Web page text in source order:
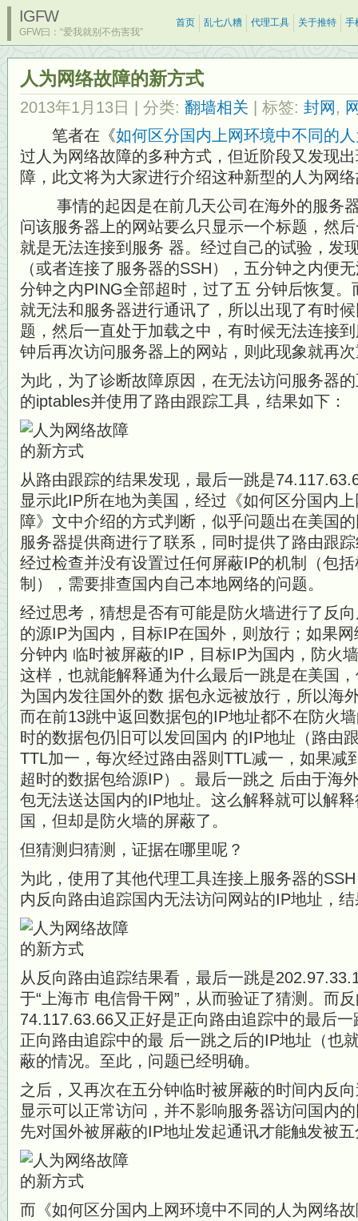
IGFW
GFW曰：“爱我就别不伤害我”
首页 乱七八糟 代理工具 关于推特 手
人为网络故障的新方式
2013年1月13日 | 分类: 翻墙相关 | 标签: 封网 ,
笔者在《如何区分国内上网环境中不同的
过人为网络故障的多种方式，但近阶段又发现
障，此文将为大家进行介绍这种新型的人为网
事情的起因是在前几天公司在海外的服务器
问该服务器上的网站要么只显示一个标题，然
就是无法连接到服务 器。经过自己的试验，发
（或者连接了服务器的SSH），五分钟之内便
分钟之内PING全部超时，过了五 分钟后恢复
就无法和服务器进行通讯了，所以出现了有时
题，然后一直处于加载之中，有时候无法连接
钟后再次访问服务器上的网站，则此现象就再
为此，为了诊断故障原因，在无法访问服务器
的iptables并使用了路由跟踪工具，结果如下：
从路由跟踪的结果发现，最后一跳是
显示此IP所在地为美国，经过《如何区分国内
障》文中介绍的方式判断，似乎问题出在美国
服务器提供商进行了联系，同时提供了路由跟
经过检查并没有设置过任何屏蔽IP的机制（包
制），需要排查国内自己本地网络的问题。
经过思考，猜想是否有可能是防火墙进行了反
的源IP为国内，目标IP在国外，则放行；如果
分钟内 临时被屏蔽的IP，目标IP为国内，防火
这样，也就能解释通为什么最后一跳是在美国
为国内发往国外的数 据包永远被放行，所以海
而在前13跳中返回数据包的IP地址都不在防火
时的数据包仍旧可以发回国内 的IP地址（路由
TTL加一，每次经过路由器则TTL减一，如果减
超时的数据包给源IP）。最后一跳之 后由于海
包无法送达国内的IP地址。这么解释就可以解
国，但却是防火墙的屏蔽了。
但猜测归猜测，证据在哪里呢？
为此，使用了其他代理工具连接上服务器的
内反向路由追踪国内无法访问网站的IP地址，
从反向路由追踪结果看，最后一跳是
于“上海市 电信骨干网”，从而验证了猜测。而
74.117.63.66又正好是正向路由追踪中的最后
正向路由追踪中的最 后一跳之后的IP地址（也
蔽的情况。至此，问题已经明确。
之后，又再次在五分钟临时被屏蔽的时间内反
显示可以正常访问，并不影响服务器访问国内
先对国外被屏蔽的IP地址发起通讯才能触发被
而《如何区分国内上网环境中不同的人为网络